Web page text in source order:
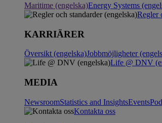
Maritime (engelska)Energy Systems
Regler
KARRIÄRER
Översikt (engelska)Jobbmöjligheter
Life @ DNV
MEDIA
NewsroomStatistics and InsightsEvents
Kontakta oss